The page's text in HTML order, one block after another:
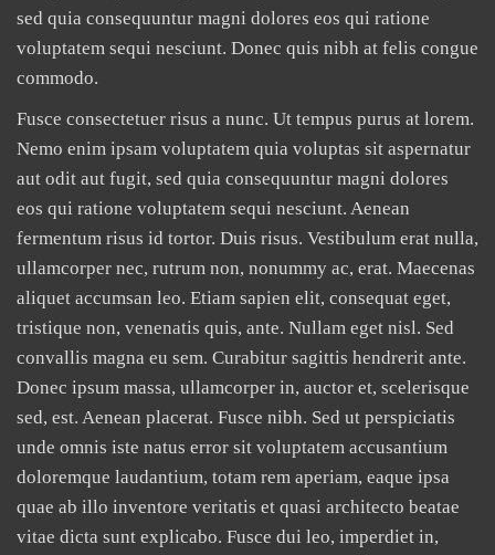
sed quia consequuntur magni dolores eos qui ratione
voluptatem sequi nesciunt. Donec quis nibh at felis congue
commodo.
Fusce consectetuer risus a nunc. Ut tempus purus at lorem.
Nemo enim ipsam voluptatem quia voluptas sit aspernatur
aut odit aut fugit, sed quia consequuntur magni dolores
eos qui ratione voluptatem sequi nesciunt. Aenean
fermentum risus id tortor. Duis risus. Vestibulum erat nulla,
ullamcorper nec, rutrum non, nonummy ac, erat. Maecenas
aliquet accumsan leo. Etiam sapien elit, consequat eget,
tristique non, venenatis quis, ante. Nullam eget nisl. Sed
convallis magna eu sem. Curabitur sagittis hendrerit ante.
Donec ipsum massa, ullamcorper in, auctor et, scelerisque
sed, est. Aenean placerat. Fusce nibh. Sed ut perspiciatis
unde omnis iste natus error sit voluptatem accusantium
doloremque laudantium, totam rem aperiam, eaque ipsa
quae ab illo inventore veritatis et quasi architecto beatae
vitae dicta sunt explicabo. Fusce dui leo, imperdiet in,